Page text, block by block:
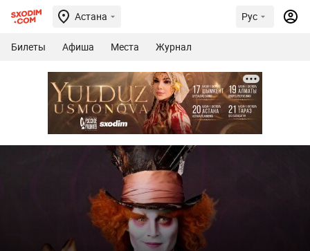
Астана Рус
Билеты Афиша Места Журнал